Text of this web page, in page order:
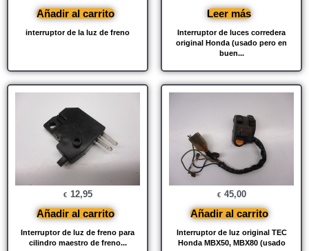
interruptor de la luz de freno
Añadir al carrito
Interruptor de luces corredera
original Honda (usado pero en
buen...
Leer más
Interruptor de luz de freno para
cilindro maestro de freno...
€ 12,95
Añadir al carrito
Interruptor de luz original TEC
Honda MBX50, MBX80 (usado
€ 45,00
Añadir al carrito